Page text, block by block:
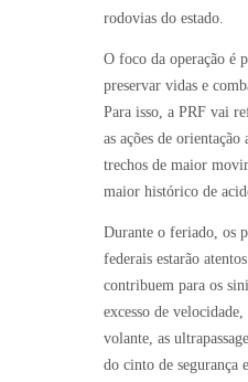
rodovias do estado.
O foco da operação é
preservar vidas e
Para isso, a PRF vai
as ações de orientação
trechos de maior
maior histórico de
Durante o feriado, os
federais estarão
contribuem para os
excesso de
volante, as
do cinto de segurança